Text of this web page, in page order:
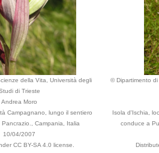
della Vita, Università degli
di Trieste
Andrea Moro
Campagnano, lungo il sentiero
Campania, Italia
10/04/2007
CC BY-SA 4.0 license.
© Dipartimento
Isola d'Ischia,
conduce a